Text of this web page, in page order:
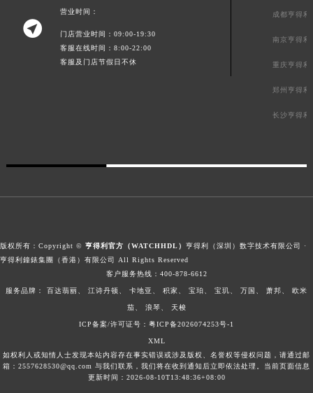

营业时间：
门店营业时间：09:00-19:30
客服在线时间：8:00-22:00
客服及门店节假日不休
成都亨得利
南京亨得利
重庆亨得利
郑州亨得利
长沙亨得利
版权所有：Copyright © 亨得利官方（WATCHHDL） 亨得利（深圳）数字技术有限公司 ·
亨得利鐘錶集團（香港）有限公司 All Rights Reserved
客户服务热线： 400-878-6612
服务品牌： 百达翡丽、 江诗丹顿、 卡地亚、 积家、 宝珀、 宝玑、 万国、 萧邦、 欧米
茄、 浪琴、 天梭
ICP备案/许可证号：粤ICP备2026074253号-1
XML
如权利人或知情人士发现本站内容存在事实错误或涉及版权、名誉权等侵权问题，请通过邮
箱：2557628530@qq.com 与我们联系，我们将在收到通知后立即依法处理。当前页面信息
更新时间：2026-08-10T13:48:36+08:00